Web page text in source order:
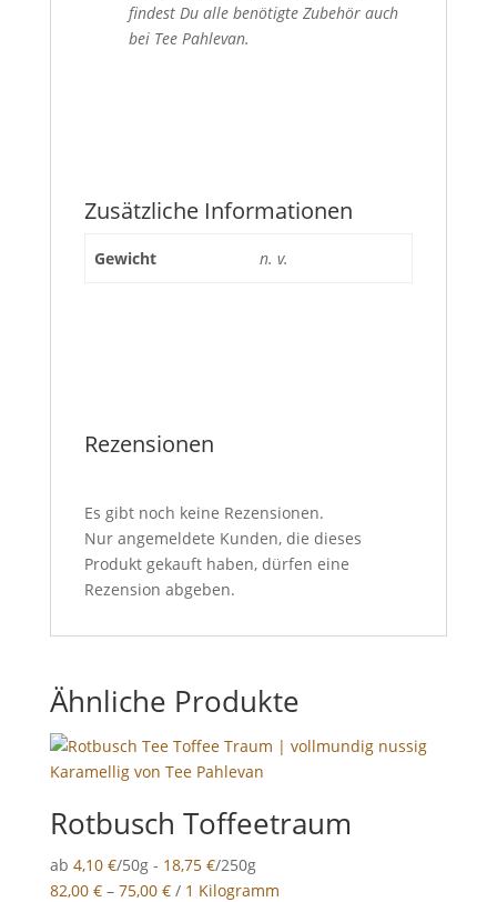
findest Du alle benötigte Zubehör auch
bei Tee Pahlevan.
Zusätzliche Informationen
Gewicht n. v.
Rezensionen
Es gibt noch keine Rezensionen.
Nur angemeldete Kunden, die dieses
Produkt gekauft haben, dürfen eine
Rezension abgeben.
Ähnliche Produkte
Rotbusch Toffeetraum
ab 4,10 €/50g - 18,75 €/250g
82,00 €– 75,00 €/ 1 Kilogramm